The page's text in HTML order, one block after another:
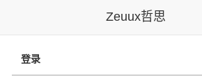
Zeuux哲思
登录